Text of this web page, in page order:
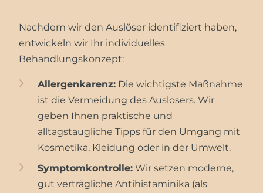
Nachdem wir den Auslöser identifiziert haben,
entwickeln wir Ihr individuelles
Behandlungskonzept:
Allergenkarenz: Die wichtigste Maßnahme
ist die Vermeidung des Auslösers. Wir
geben Ihnen praktische und
alltagstaugliche Tipps für den Umgang mit
Kosmetika, Kleidung oder in der Umwelt.
Symptomkontrolle: Wir setzen moderne,
gut verträgliche Antihistaminika (als